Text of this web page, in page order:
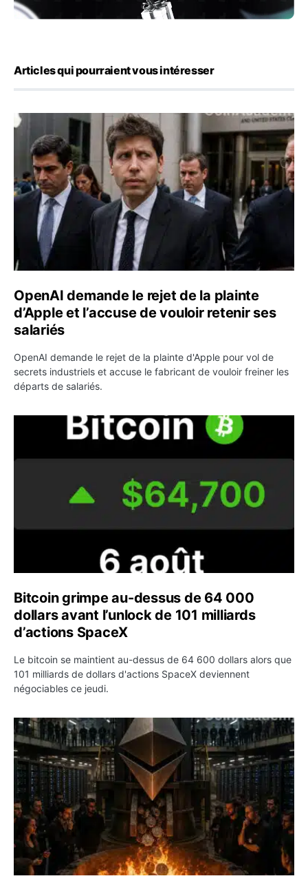
Articles qui pourraient vous intéresser
OpenAI demande le rejet de la plainte d’Apple et
OpenAI demande le rejet de la plainte
d’Apple et l’accuse de vouloir retenir ses
salariés
OpenAI demande le rejet de la plainte d'Apple pour vol de
secrets industriels et accuse le fabricant de vouloir freiner les
départs de salariés.
Bitcoin grimpe au-dessus de 64 000 dollars avant
Bitcoin grimpe au-dessus de 64 000
dollars avant l’unlock de 101 milliards
d’actions SpaceX
Le bitcoin se maintient au-dessus de 64 600 dollars alors que
101 milliards de dollars d'actions SpaceX deviennent
négociables ce jeudi.
ETH : Ethereum veut brûler les récompenses des